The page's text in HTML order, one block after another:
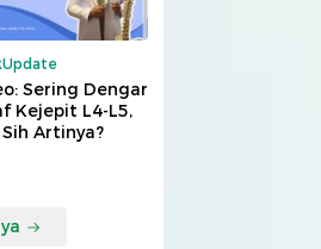
Sering Dengar
Kejepit L4-L5,
Artinya?